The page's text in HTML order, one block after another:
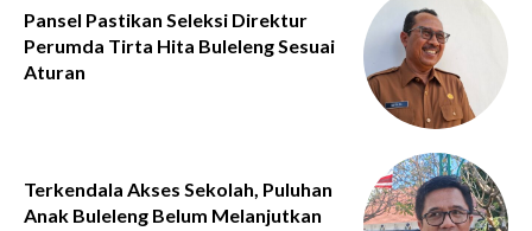
Pansel Pastikan Seleksi Direktur
Perumda Tirta Hita Buleleng Sesuai
Aturan
Terkendala Akses Sekolah, Puluhan
Anak Buleleng Belum Melanjutkan